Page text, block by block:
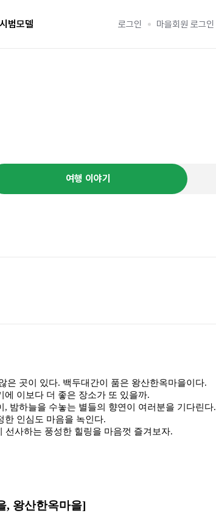
범모델 로그인 마을회원 로그인
여행 이야기
은 곳이 있다. 백두대간이 품은 왕산한옥마을이다.
이보다 더 좋은 장소가 또 있을까.
밤하늘을 수놓는 별들의 향연이 여러분을 기다린다.
한 인심도 마음을 녹인다.
사하는 풍성한 힐링을 마음껏 즐겨보자.
, 왕산한옥마을]